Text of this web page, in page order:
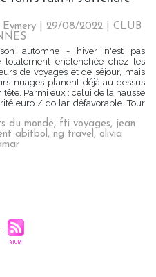
Eymery | 29/08/2022 |CLUB
automne - hiver n'est pas
totalement enclenchée chez les
de voyages et de séjour, mais
nuages planent déjà au dessus
tête. Parmi eux : celui de la hausse
euro / dollar défavorable. Tour
du monde, fti voyages, jean
abitbol, ng travel, olivia